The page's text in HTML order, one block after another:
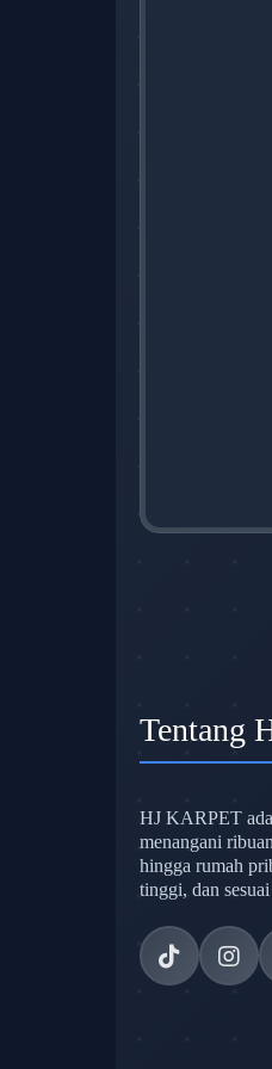
Tentang
HJ KARPET
menangani
hingga rumah
tinggi, dan